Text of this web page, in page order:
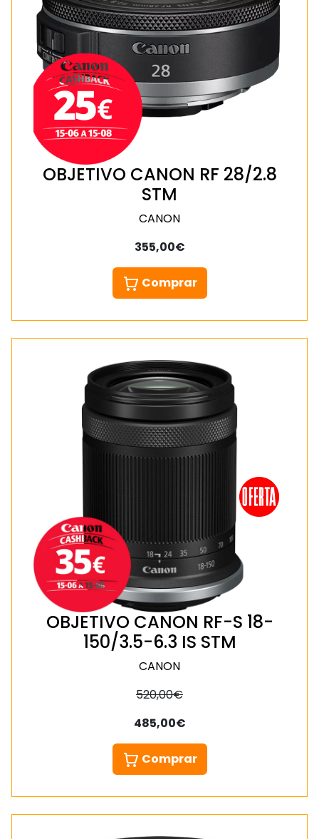
OBJETIVO CANON RF 28/2.8
STM
CANON
355,00€
Comprar
OBJETIVO CANON RF-S 18-
150/3.5-6.3 IS STM
CANON
520,00€
485,00€
Comprar